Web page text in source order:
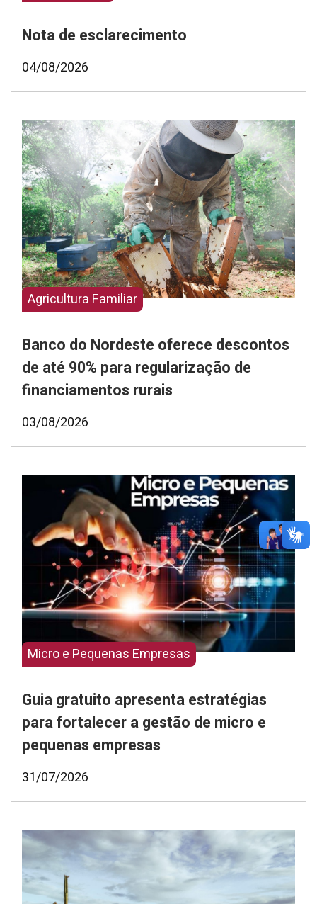
Nota de esclarecimento
04/08/2026
Agricultura Familiar
Banco do Nordeste oferece descontos
de até 90% para regularização de
financiamentos rurais
03/08/2026
Micro e Pequenas Empresas
Guia gratuito apresenta estratégias
para fortalecer a gestão de micro e
pequenas empresas
31/07/2026